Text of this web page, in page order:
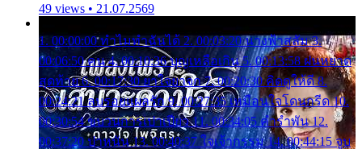
49 views • 21.07.2569
1. 00:00:00 ทำไมทำฉันได้ 2. 00:03:20 นางฟ้าสลัม 3.
00:06:50 คน 4. 00:10:36 บุญเหลือเกิน 5. 00:13:58 ฝนหยาด
สุดท้าย 6. 00:17:30 ยาใจยาจก 7. 00:20:30 คิดดูให้ดี 8.
00:24:21 ลบรอยแผลรัก 9. 00:27:35 เหมือนใจโดนกรีด 10.
00:30:54 ขบวนการเปาเปียว 11. 00:34:05 คำรำพัน 12.
00:37:20 ปาหนัน 13. 00:40:37 ใจเจ้ากรรม 14. 00:44:15 จูบ